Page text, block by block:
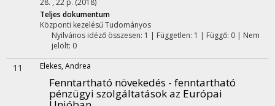
28. , 22 p. (2018)
Teljes dokumentum
Központi kezelésűTudományos
Nyilvános idéző összesen: 1 | Független: 1 | Függő: 0 | Nem
jelölt: 0
11 Elekes, Andrea
Fenntartható növekedés - fenntartható
pénzügyi szolgáltatások az Európai